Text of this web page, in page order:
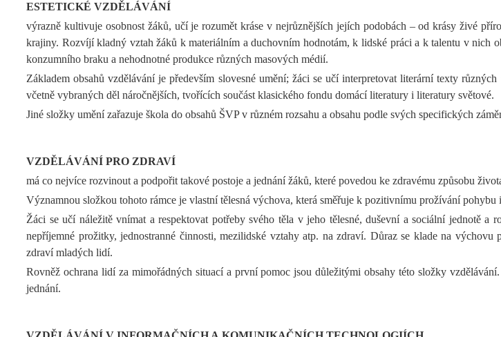
ESTETICKÉ VZDĚLÁVÁNÍ
výrazně kultivuje osobnost žáků, učí je rozumět kráse v nejrůznějších jejích podobách – od krásy živé
krajiny. Rozvíjí kladný vztah žáků k materiálním a duchovním hodnotám, k lidské práci a k talentu v nich
konzumního braku a nehodnotné produkce různých masových médií.
Základem obsahů vzdělávání je především slovesné umění; žáci se učí interpretovat literární texty
včetně vybraných děl náročnějších, tvořících součást klasického fondu domácí literatury i literatury světové.
Jiné složky umění zařazuje škola do obsahů ŠVP v různém rozsahu a obsahu podle svých specifických
VZDĚLÁVÁNÍ PRO ZDRAVÍ
má co nejvíce rozvinout a podpořit takové postoje a jednání žáků, které povedou ke zdravému způsobu
Významnou složkou tohoto rámce je vlastní tělesná výchova, která směřuje k pozitivnímu prožívání
Žáci se učí náležitě vnímat a respektovat potřeby svého těla v jeho tělesné, duševní a sociální jednotě
nepříjemné prožitky, jednostranné činnosti, mezilidské vztahy atp. na zdraví. Důraz se klade na
zdraví mladých lidí.
Rovněž ochrana lidí za mimořádných situací a první pomoc jsou důležitými obsahy této složky
jednání.